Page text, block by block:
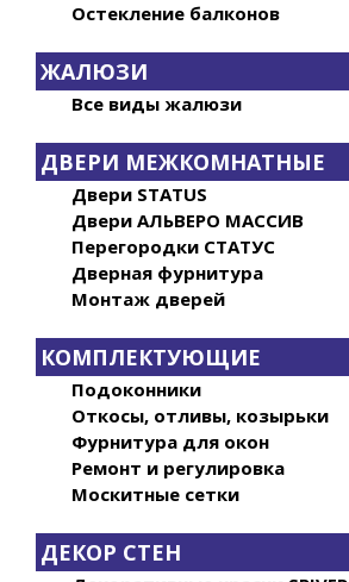
Остекление балконов
ЖАЛЮЗИ
Все виды жалюзи
ДВЕРИ МЕЖКОМНАТНЫЕ
Двери STATUS
Двери АЛЬВЕРО МАССИВ
Перегородки СТАТУС
Дверная фурнитура
Монтаж дверей
КОМПЛЕКТУЮЩИЕ
Подоконники
Откосы, отливы, козырьки
Фурнитура для окон
Ремонт и регулировка
Москитные сетки
ДЕКОР СТЕН